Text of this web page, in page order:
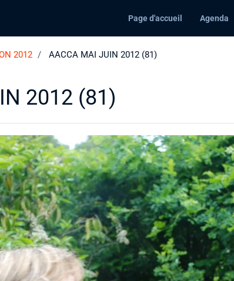
Page d'accueil Agenda
2012 AACCA MAI JUIN 2012 (81)
2012 (81)